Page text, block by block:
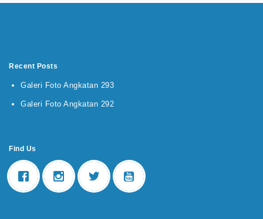
Recent Posts
Galeri Foto Angkatan 293
Galeri Foto Angkatan 292
Find Us